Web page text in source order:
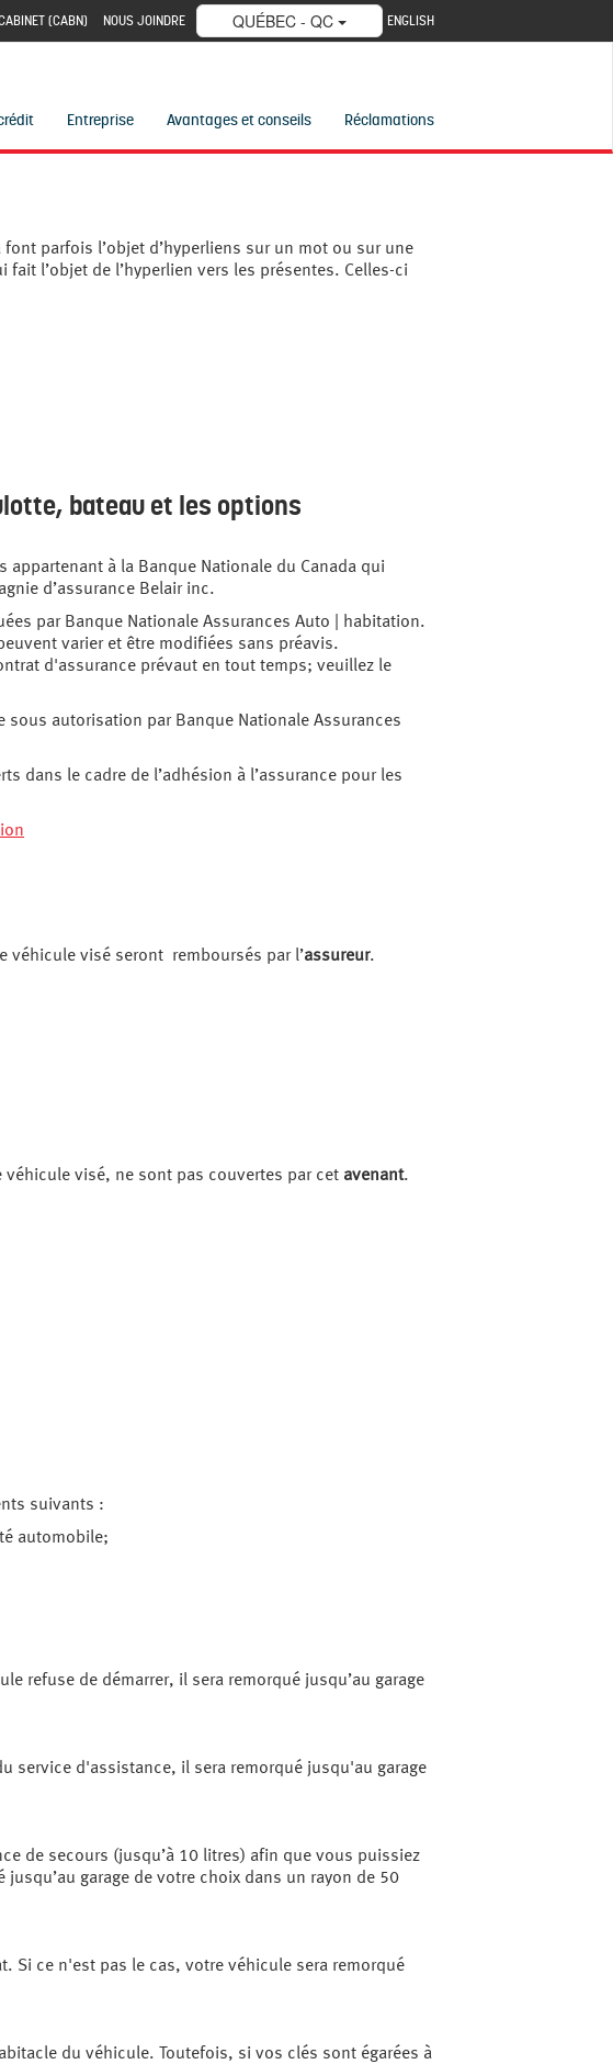
(CABN) NOUS JOINDRE QUÉBEC - QC ENGLISH
Entreprise Avantages et conseils Réclamations
parfois l’objet d’hyperliens sur un mot ou sur une
l’objet de l’hyperlien vers les présentes. Celles-ci
bateau et les options
appartenant à la Banque Nationale du Canada qui
d’assurance Belair inc.
par Banque Nationale Assurances Auto | habitation.
varier et être modifiées sans préavis.
d'assurance prévaut en tout temps; veuillez le
sous autorisation par Banque Nationale Assurances
dans le cadre de l’adhésion à l’assurance pour les
véhicule visé seront remboursés par l’assureur.
visé, ne sont pas couvertes par cet avenant.
suivants :
automobile;
refuse de démarrer, il sera remorqué jusqu’au garage
service d'assistance, il sera remorqué jusqu'au garage
de secours (jusqu’à 10 litres) afin que vous puissiez
garage de votre choix dans un rayon de 50
Si ce n'est pas le cas, votre véhicule sera remorqué
du véhicule. Toutefois, si vos clés sont égarées à